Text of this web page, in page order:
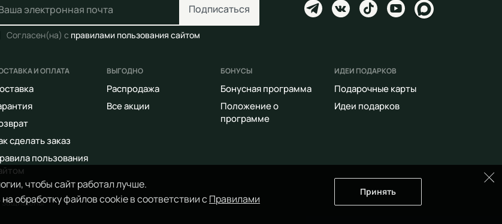
чтобы сайт работал лучше.
обработку файлов cookie в соответствии сПравилами
Принять
Подписаться
Согласен(на) с правилами пользования сайтом
И ОПЛАТА
сделать заказ
пользования
ВЫГОДНО
Распродажа
Все акции
БОНУСЫ
Бонусная программа
Положение о
программе
ИДЕИ ПОДАРКОВ
Подарочные карты
Идеи подарков
защищены